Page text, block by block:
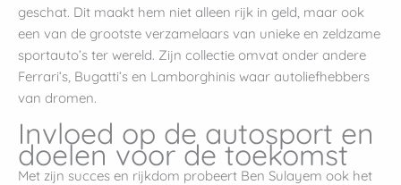
geschat. Dit maakt hem niet alleen rijk in geld, maar ook
een van de grootste verzamelaars van unieke en zeldzame
sportauto’s ter wereld. Zijn collectie omvat onder andere
Ferrari’s, Bugatti’s en Lamborghinis waar autoliefhebbers
van dromen.
Invloed op de autosport en
doelen voor de toekomst
Met zijn succes en rijkdom probeert Ben Sulayem ook het